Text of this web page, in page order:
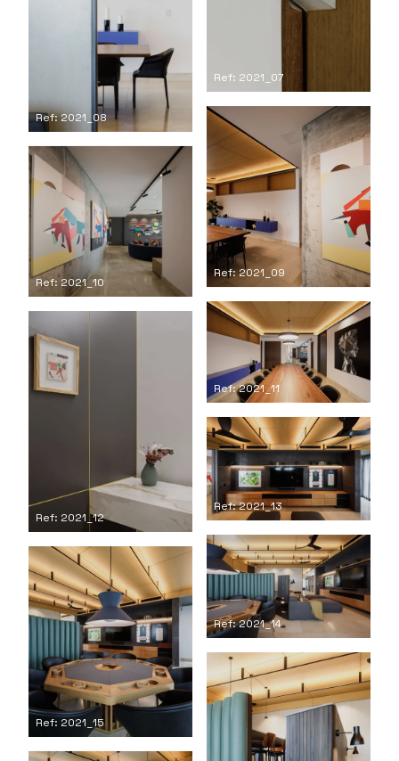
Ref: 2021_07
Ref: 2021_08
Ref: 2021_09
Ref: 2021_10
Ref: 2021_11
Ref: 2021_12
Ref: 2021_13
Ref: 2021_14
Ref: 2021_15